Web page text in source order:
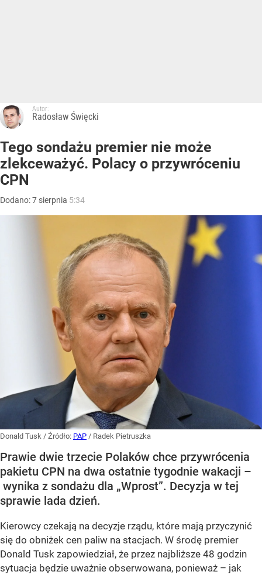
Autor:
Radosław Święcki
Tego sondażu premier nie może
zlekceważyć. Polacy o przywróceniu
CPN
Dodano:7 sierpnia 5:34
Donald Tusk / Źródło: PAP / Radek Pietruszka
Prawie dwie trzecie Polaków chce przywrócenia
pakietu CPN na dwa ostatnie tygodnie wakacji –
wynika z sondażu dla „Wprost”. Decyzja w tej
sprawie lada dzień.
Kierowcy czekają na decyzje rządu, które mają przyczynić
się do obniżek cen paliw na stacjach. W środę premier
Donald Tusk zapowiedział, że przez najbliższe 48 godzin
sytuacja będzie uważnie obserwowana, ponieważ – jak